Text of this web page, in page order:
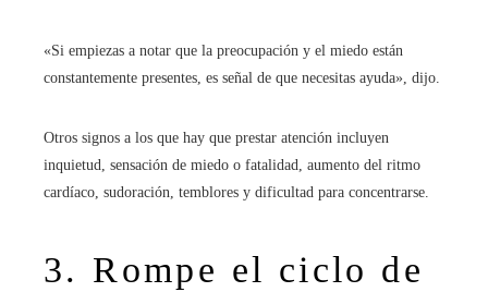
«Si empiezas a notar que la preocupación y el miedo están
constantemente presentes, es señal de que necesitas ayuda», dijo.
Otros signos a los que hay que prestar atención incluyen
inquietud, sensación de miedo o fatalidad, aumento del ritmo
cardíaco, sudoración, temblores y dificultad para concentrarse.
3. Rompe el ciclo de